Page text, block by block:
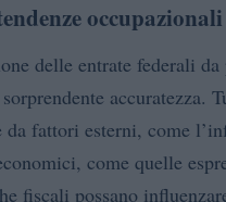
occupazionali
delle entrate federali da
accuratezza.
da fattori esterni, come
come quelle
fiscali possano